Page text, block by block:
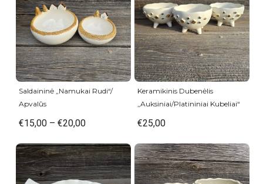
Saldaininė „Namukai Rudi“/
Apvalūs
€15,00– €20,00
Keramikinis Dubenėlis
„Auksiniai/Platininiai Kubeliai“
€25,00